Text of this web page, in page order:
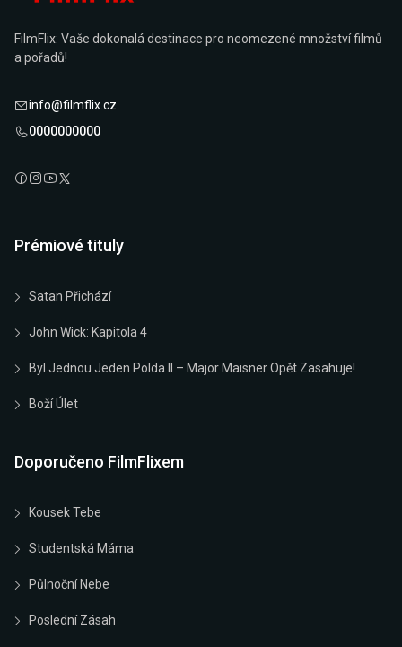
FilmFlix: Vaše dokonalá destinace pro neomezené množství filmů
a pořadů!
info@filmflix.cz
0000000000
Prémiové tituly
Satan Přichází
John Wick: Kapitola 4
Byl Jednou Jeden Polda II – Major Maisner Opět Zasahuje!
Boží Úlet
Doporučeno FilmFlixem
Kousek Tebe
Studentská Máma
Půlnoční Nebe
Poslední Zásah